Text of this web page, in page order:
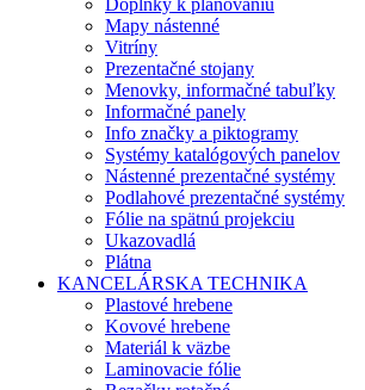
Doplnky k plánovaniu
Mapy nástenné
Vitríny
Prezentačné stojany
Menovky, informačné tabuľky
Informačné panely
Info značky a piktogramy
Systémy katalógových panelov
Nástenné prezentačné systémy
Podlahové prezentačné systémy
Fólie na spätnú projekciu
Ukazovadlá
Plátna
KANCELÁRSKA TECHNIKA
Plastové hrebene
Kovové hrebene
Materiál k väzbe
Laminovacie fólie